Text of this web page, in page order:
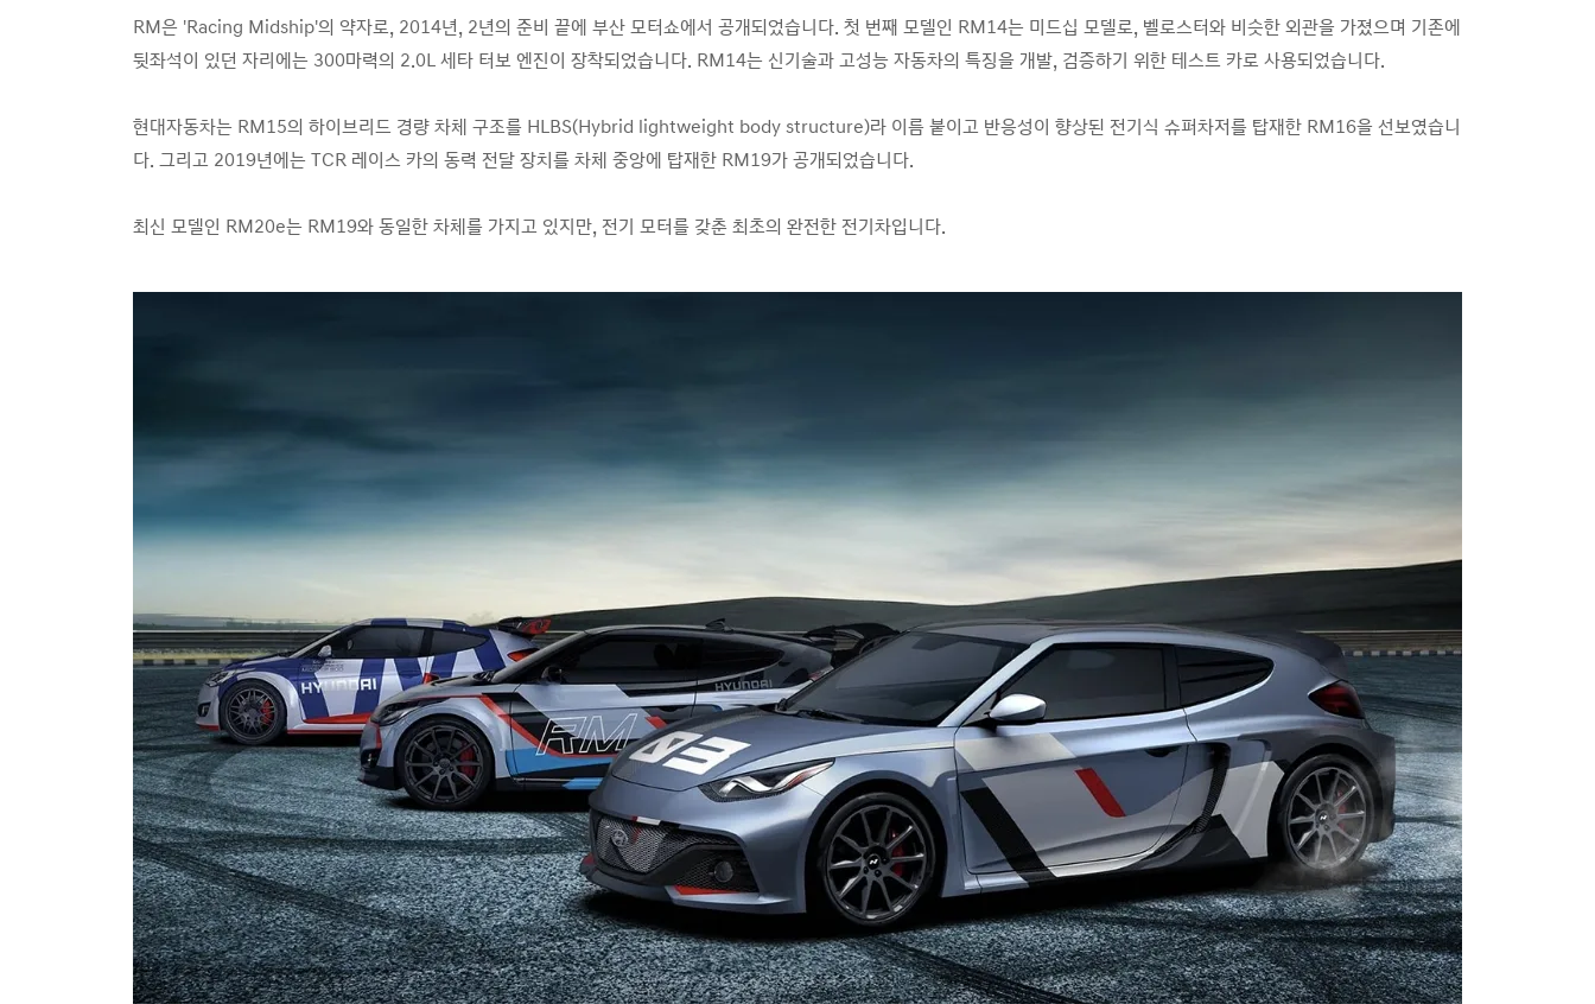
RM은 'Racing Midship'의 약자로, 2014년, 2년의 준비 끝에 부산 모터쇼에서 공개되었습니다. 첫 번째 모델인 RM14는 미드십 모델로, 벨로스터와 비슷한 외관을 가졌으며 기존에
뒷좌석이 있던 자리에는 300마력의 2.0L 세타 터보 엔진이 장착되었습니다. RM14는 신기술과 고성능 자동차의 특징을 개발, 검증하기 위한 테스트 카로 사용되었습니다.
현대자동차는 RM15의 하이브리드 경량 차체 구조를 HLBS(Hybrid lightweight body structure)라 이름 붙이고 반응성이 향상된 전기식 슈퍼차저를 탑재한 RM16을 선보였습니
다. 그리고 2019년에는 TCR 레이스 카의 동력 전달 장치를 차체 중앙에 탑재한 RM19가 공개되었습니다.
최신 모델인 RM20e는 RM19와 동일한 차체를 가지고 있지만, 전기 모터를 갖춘 최초의 완전한 전기차입니다.